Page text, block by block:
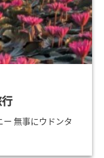
無事にウドンタ